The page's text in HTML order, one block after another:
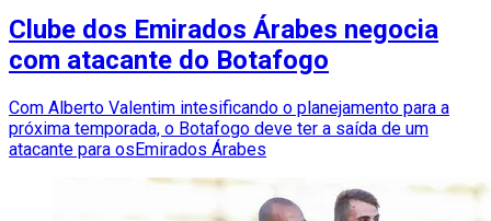
Clube dos Emirados Árabes negocia
com atacante do Botafogo
Com Alberto Valentim intesificando o planejamento para a
próxima temporada, o Botafogo deve ter a saída de um
atacante para osEmirados Árabes